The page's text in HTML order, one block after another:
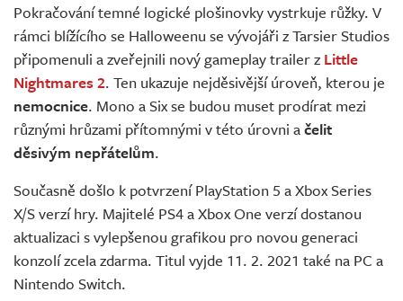
Pokračování temné logické plošinovky vystrkuje růžky. V
rámci blížícího se Halloweenu se vývojáři z Tarsier Studios
připomenuli a zveřejnili nový gameplay trailer z Little
Nightmares 2. Ten ukazuje nejděsivější úroveň, kterou je
nemocnice. Mono a Six se budou muset prodírat mezi
různými hrůzami přítomnými v této úrovni ačelit
děsivým nepřátelům.
Současně došlo k potvrzení PlayStation 5 a Xbox Series
X/S verzí hry. Majitelé PS4 a Xbox One verzí dostanou
aktualizaci s vylepšenou grafikou pro novou generaci
konzolí zcela zdarma. Titul vyjde 11. 2. 2021 také na PC a
Nintendo Switch.